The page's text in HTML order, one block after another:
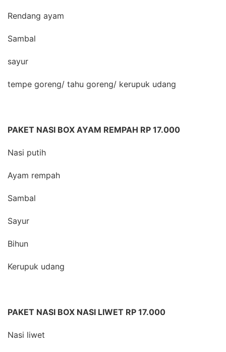
Rendang ayam
Sambal
sayur
tempe goreng/ tahu goreng/ kerupuk udang
PAKET NASI BOX AYAM REMPAH RP 17.000
Nasi putih
Ayam rempah
Sambal
Sayur
Bihun
Kerupuk udang
PAKET NASI BOX NASI LIWET RP 17.000
Nasi liwet